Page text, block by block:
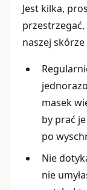
Jest kilka,
naszej
masek
by prać
po
Nie
nie